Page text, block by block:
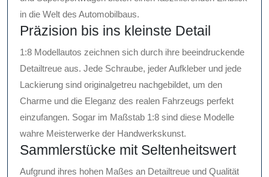
in die Welt des Automobilbaus.
Präzision bis ins kleinste Detail
1:8 Modellautos zeichnen sich durch ihre beeindruckende
Detailtreue aus. Jede Schraube, jeder Aufkleber und jede
Lackierung sind originalgetreu nachgebildet, um den
Charme und die Eleganz des realen Fahrzeugs perfekt
einzufangen. Sogar im Maßstab 1:8 sind diese Modelle
wahre Meisterwerke der Handwerkskunst.
Sammlerstücke mit Seltenheitswert
Aufgrund ihres hohen Maßes an Detailtreue und Qualität